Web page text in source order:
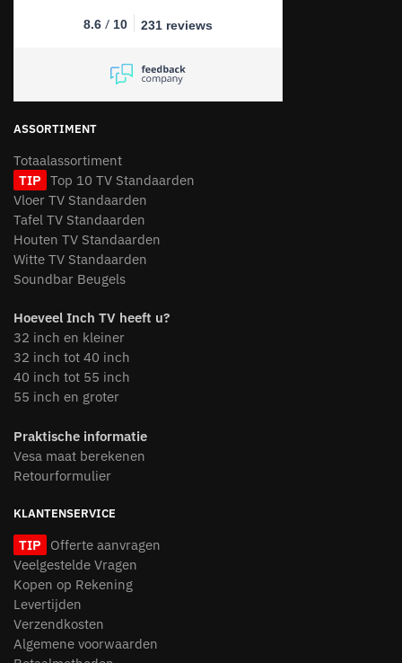
8.6 / 10 231 reviews
ASSORTIMENT
Totaalassortiment
TIP Top 10 TV Standaarden
Vloer TV Standaarden
Tafel TV Standaarden
Houten TV Standaarden
Witte TV Standaarden
Soundbar Beugels
Hoeveel Inch TV heeft u?
32 inch en kleiner
32 inch tot 40 inch
40 inch tot 55 inch
55 inch en groter
Praktische informatie
Vesa maat berekenen
Retourformulier
KLANTENSERVICE
TIP
Offerte aanvragen
Veelgestelde Vragen
Kopen op Rekening
Levertijden
Verzendkosten
Algemene voorwaarden